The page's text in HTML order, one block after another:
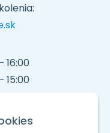
16:00
1888